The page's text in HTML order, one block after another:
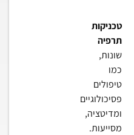
טכניקות
תרפיה
שונות,
כמו
טיפולים
פסיכולוגיים
ומדיטציה,
מסייעות.